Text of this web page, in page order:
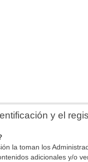
y el
la toman los
adicionales y/o